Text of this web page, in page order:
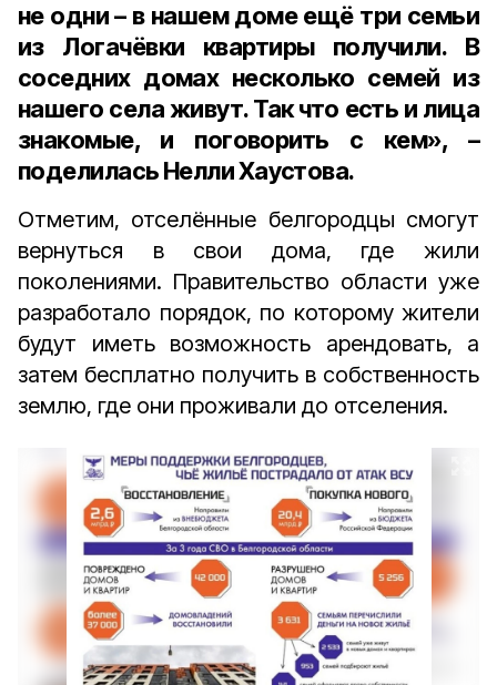
не одни – в нашем доме ещё три семьи
из Логачёвки квартиры получили. В
соседних домах несколько семей из
нашего села живут. Так что есть и лица
знакомые, и поговорить с кем», –
поделилась Нелли Хаустова.
Отметим, отселённые белгородцы смогут
вернуться в свои дома, где жили
поколениями. Правительство области уже
разработало порядок, по которому жители
будут иметь возможность арендовать, а
затем бесплатно получить в собственность
землю, где они проживали до отселения.